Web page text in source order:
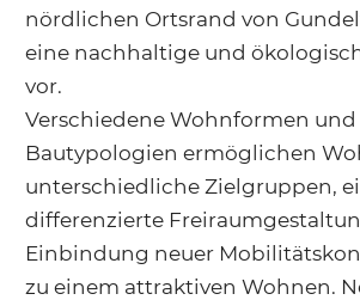
nördlichen Ortsrand von
eine nachhaltige und
vor.
Verschiedene Wohnformen und
Bautypologien ermöglichen
unterschiedliche Zielgruppen,
differenzierte
Einbindung neuer
zu einem attraktiven Wohnen.